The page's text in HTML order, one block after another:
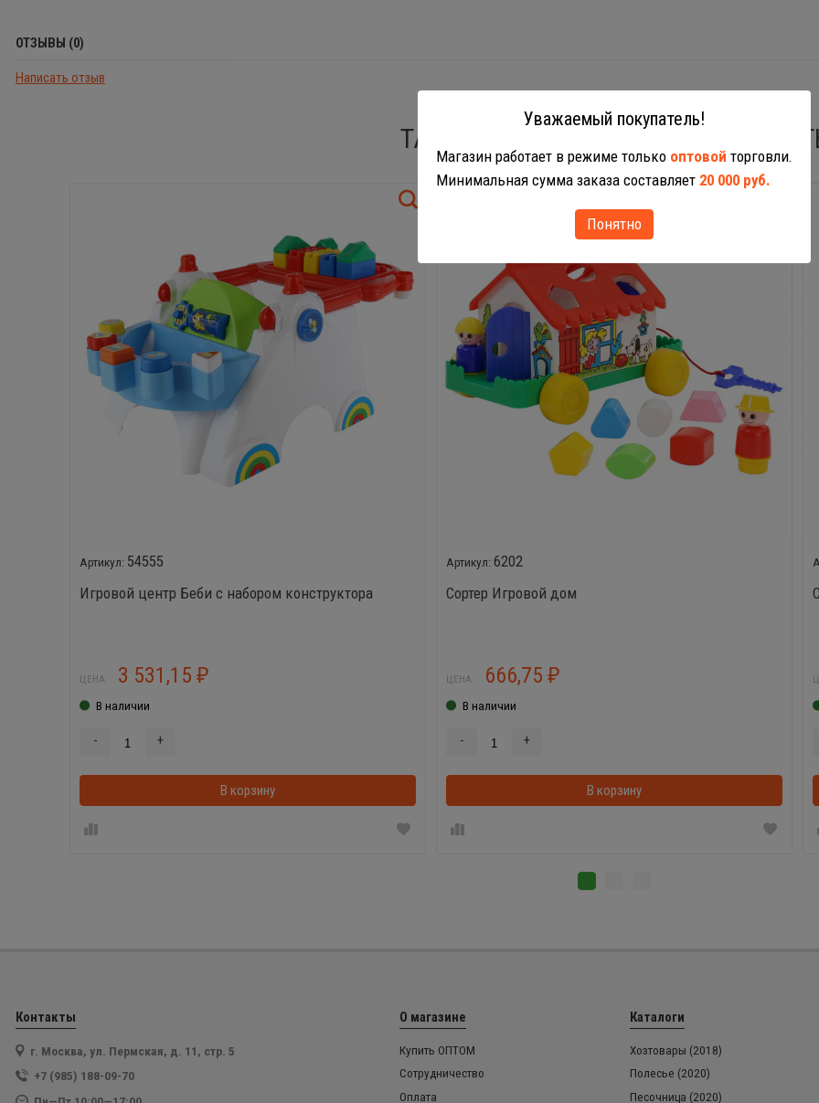
ОТЗЫВЫ (0)
Написать отзыв
ТАКЖЕ ВАС МОГУТ
54555
Игровой центр Беби с набором конструктора
ЦЕНА: 3 531,15 ₽
В наличии
- +
В корзину В корзинке
6202
Сортер Игровой дом
ЦЕНА: 666,75 ₽
В наличии
- +
В корзину
Контакты
г. Москва, ул. Пермская, д. 11, стр. 5
+7 (985) 188-09-70
О магазине
Купить ОПТОМ
Сотрудничество
Оплата
Каталоги
Хозтовары (2018)
Полесье (2020)
Песочница (2020)
Уважаемый покупатель!
Магазин работает в режиме только оптовой торговли.
Минимальная сумма заказа составляет 20 000 руб.
Понятно